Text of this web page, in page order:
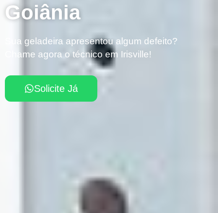
Goiânia
Sua geladeira apresentou algum defeito?
Chame agora o técnico em Irisville!
Solicite Já